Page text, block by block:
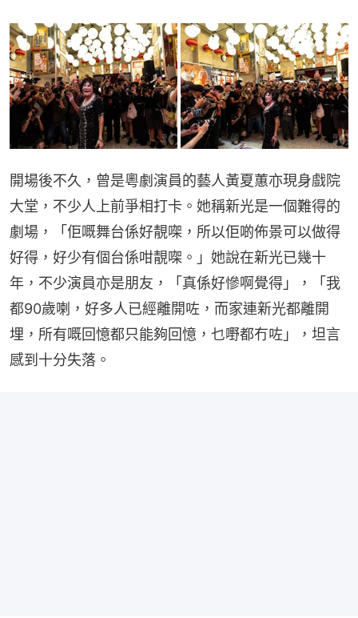
開場後不久，曾是粵劇演員的藝人黃夏蕙亦現身戲院
大堂，不少人上前爭相打卡。她稱新光是一個難得的
劇場，「佢嘅舞台係好靚㗎，所以佢啲佈景可以做得
好得，好少有個台係咁靚㗎。」她說在新光已幾十
年，不少演員亦是朋友，「真係好慘啊覺得」，「我
都90歲喇，好多人已經離開咗，而家連新光都離開
埋，所有嘅回憶都只能夠回憶，乜嘢都冇咗」，坦言
感到十分失落。